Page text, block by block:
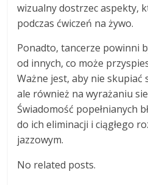
wizualny dostrzec aspekty,
podczas ćwiczeń na żywo.
Ponadto, tancerze powinni
od innych, co może
Ważne jest, aby nie skupiać
ale również na wyrażaniu
Świadomość popełnianych
do ich eliminacji i ciągłego
jazzowym.
No related posts.